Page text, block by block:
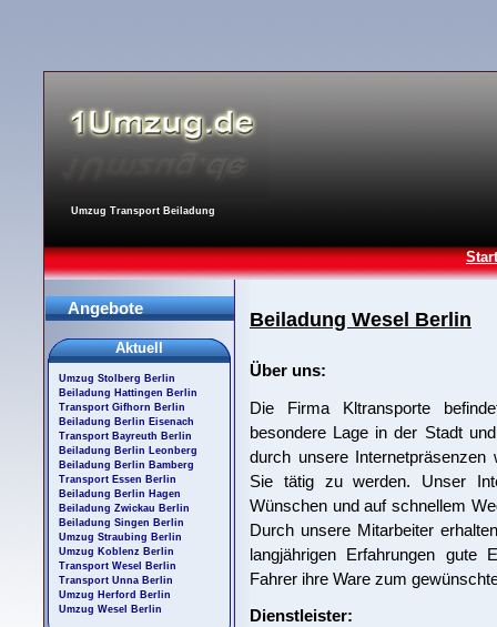
Umzug Transport Beiladung
Beiladung Wesel Berlin
Über uns:
Die Firma Kltransporte
besondere Lage in der Stadt
durch unsere
Sie tätig zu werden. Unser
Wünschen und auf schnellem
Durch unsere Mitarbeiter
langjährigen Erfahrungen gute
Fahrer ihre Ware zum
Dienstleister:
Angebote
Aktuell
Umzug Stolberg Berlin
Beiladung Hattingen Berlin
Transport Gifhorn Berlin
Beiladung Berlin Eisenach
Transport Bayreuth Berlin
Beiladung Berlin Leonberg
Beiladung Berlin Bamberg
Transport Essen Berlin
Beiladung Berlin Hagen
Beiladung Zwickau Berlin
Beiladung Singen Berlin
Umzug Straubing Berlin
Umzug Koblenz Berlin
Transport Wesel Berlin
Transport Unna Berlin
Umzug Herford Berlin
Umzug Wesel Berlin